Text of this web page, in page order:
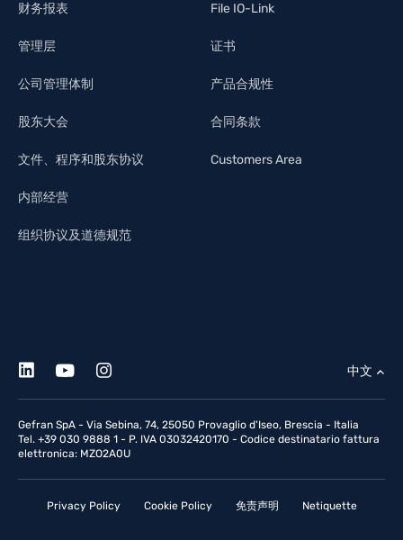
财务报表
管理层
公司管理体制
股东大会
文件、程序和股东协议
内部经营
组织协议及道德规范
File IO-Link
证书
产品合规性
合同条款
Customers Area
Gefran SpA - Via Sebina, 74, 25050 Provaglio d'Iseo, Brescia - Italia
Tel. +39 030 9888 1 - P. IVA 03032420170 - Codice destinatario fattura
elettronica: MZO2A0U
中文
Privacy Policy Cookie Policy 免责声明 Netiquette